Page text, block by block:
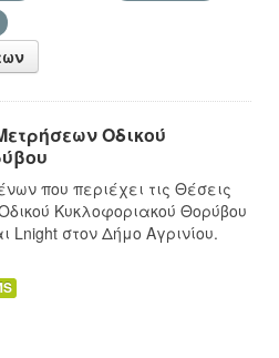
Οδικού
που περιέχει τις Θέσεις
Κυκλοφοριακού Θορύβου
Lnight στον Δήμο Αγρινίου.